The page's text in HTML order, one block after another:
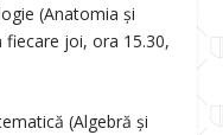
(Anatomia și
fiecare joi, ora 15.30,
(Algebră și